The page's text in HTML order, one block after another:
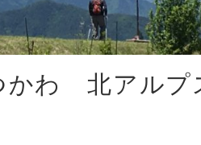
かわ 北アルプ